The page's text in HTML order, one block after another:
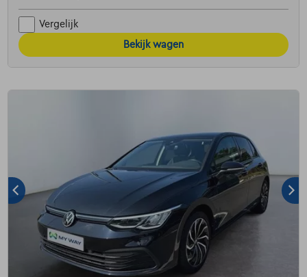
Vergelijk
Bekijk wagen